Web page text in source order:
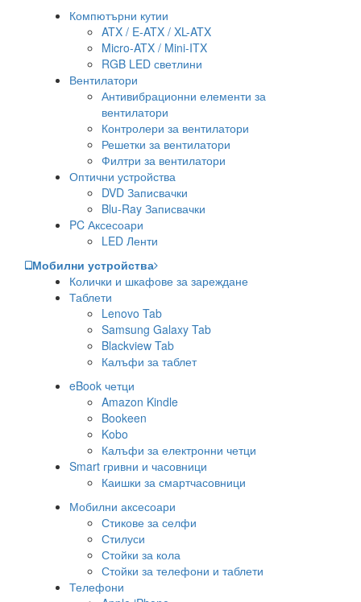
Компютърни кутии
ATX / E-ATX / XL-ATX
Micro-ATX / Mini-ITX
RGB LED светлини
Вентилатори
Антивибрационни елементи за
вентилатори
Контролери за вентилатори
Решетки за вентилатори
Филтри за вентилатори
Оптични устройства
DVD Записвачки
Blu-Ray Записвачки
PC Аксесоари
LED Ленти
Мобилни устройства
Колички и шкафове за зареждане
Таблети
Lenovo Tab
Samsung Galaxy Tab
Blackview Tab
Калъфи за таблет
eBook четци
Amazon Kindle
Bookeen
Kobo
Калъфи за електронни четци
Smart гривни и часовници
Каишки за смартчасовници
Мобилни аксесоари
Стикове за селфи
Стилуси
Стойки за кола
Стойки за телефони и таблети
Телефони